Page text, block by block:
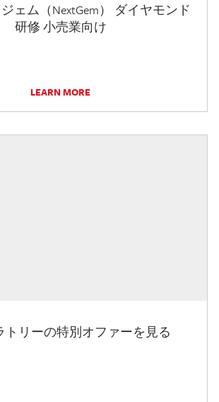
ェム（NextGem） ダイヤモンド
研修 小売業向け
LEARN MORE
トリーの特別オファーを見る